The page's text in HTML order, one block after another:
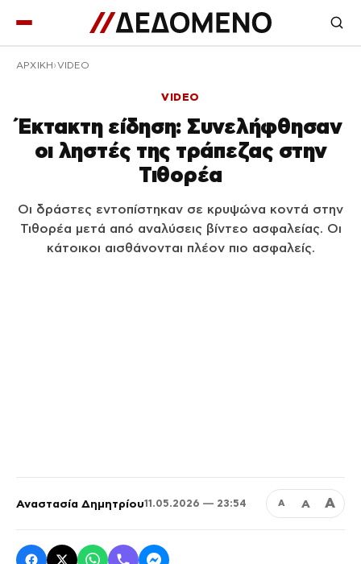
ΑΡΧΙΚΉ VIDEO
VIDEO
Έκτακτη είδηση: Συνελήφθησαν
οι ληστές της τράπεζας στην
Τιθορέα
Οι δράστες εντοπίστηκαν σε κρυψώνα κοντά στην
Τιθορέα μετά από αναλύσεις βίντεο ασφαλείας. Οι
κάτοικοι αισθάνονται πλέον πιο ασφαλείς.
Αναστασία Δημητρίου11.05.2026 — 23:54 Α Α Α